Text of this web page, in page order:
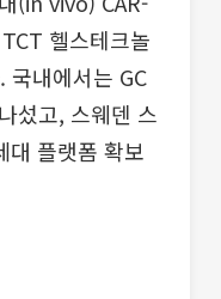
헬스테크놀
국내에서는 GC
섰고, 스웨덴 스
대 플랫폼 확보